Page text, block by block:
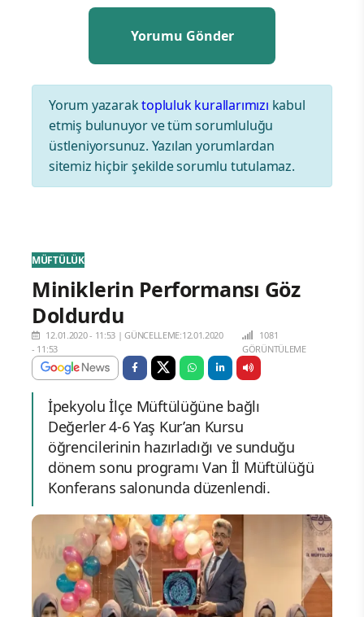
Yorum yazaraktopluluk kurallarımızı kabul
etmiş bulunuyor ve tüm sorumluluğu
üstleniyorsunuz. Yazılan yorumlardan
sitemiz hiçbir şekilde sorumlu tutulamaz.
MÜFTÜLÜK
Miniklerin Performansı Göz
Doldurdu
12.01.2020 - 11:53 |GÜNCELLEME:12.01.2020
- 11:53
1081
GÖRÜNTÜLEME
İpekyolu İlçe Müftülüğüne bağlı
Değerler 4-6 Yaş Kur’an Kursu
öğrencilerinin hazırladığı ve sunduğu
dönem sonu programı Van İl Müftülüğü
Konferans salonunda düzenlendi.